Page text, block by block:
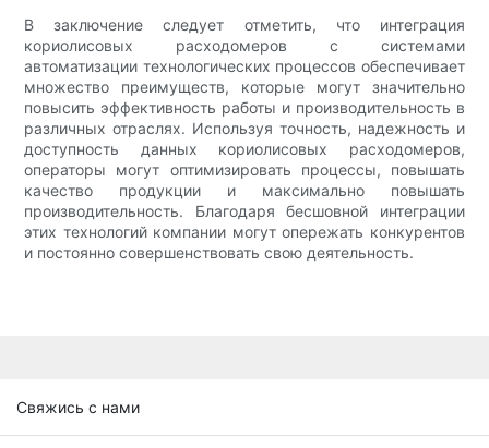
В заключение следует отметить, что интеграция
кориолисовых расходомеров с системами
автоматизации технологических процессов обеспечивает
множество преимуществ, которые могут значительно
повысить эффективность работы и производительность в
различных отраслях. Используя точность, надежность и
доступность данных кориолисовых расходомеров,
операторы могут оптимизировать процессы, повышать
качество продукции и максимально повышать
производительность. Благодаря бесшовной интеграции
этих технологий компании могут опережать конкурентов
и постоянно совершенствовать свою деятельность.
Свяжись с нами